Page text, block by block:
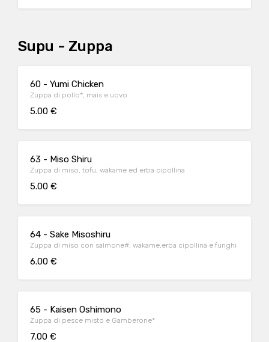
Supu - Zuppa
60 - Yumi Chicken
Zuppa di pollo*, mais e uovo
5.00 €
63 - Miso Shiru
Zuppa di miso, tofu, wakame ed erba cipollina
5.00 €
64 - Sake Misoshiru
Zuppa di miso con salmone#, wakame,erba cipollina e funghi
6.00 €
65 - Kaisen Oshimono
Zuppa di pesce misto e Gamberone*
7.00 €